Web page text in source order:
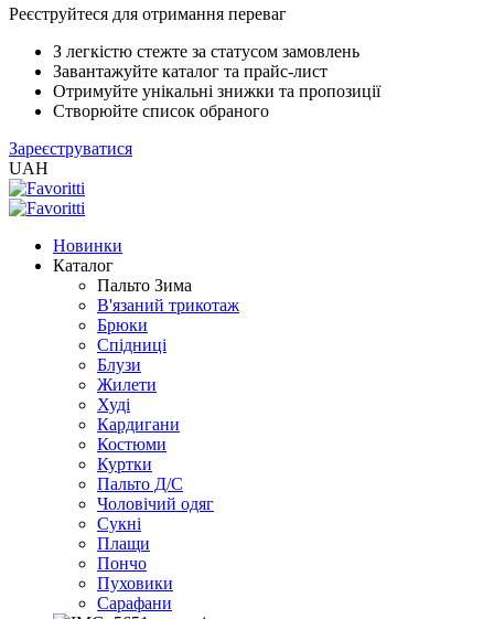
Реєструйтеся для отримання переваг
З легкістю стежте за статусом замовлень
Завантажуйте каталог та прайс-лист
Отримуйте унікальні знижки та пропозиції
Створюйте список обраного
Зареєструватися
UAH
Новинки
Каталог
Пальто Зима
В'язаний трикотаж
Брюки
Спідниці
Блузи
Жилети
Худі
Кардигани
Костюми
Куртки
Пальто Д/С
Чоловічий одяг
Сукні
Плащи
Пончо
Пуховики
Сарафани
EXCEL
(Розн.)
XLS
EXCEL
2005
(Опт)
XLSX